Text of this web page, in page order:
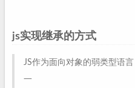
js实现继承的方式
JS作为面向对象的弱类型语
一